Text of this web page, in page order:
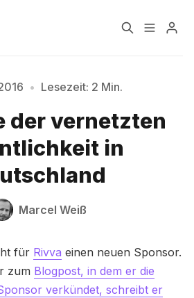
mindestens 3 Zeichen ein
• Lesezeit: 2 Min.
der vernetzten
in
Marcel Weiß
für Rivva einen neuen Sponsor.
zum Blogpost, in dem er die
verkündet, schreibt er